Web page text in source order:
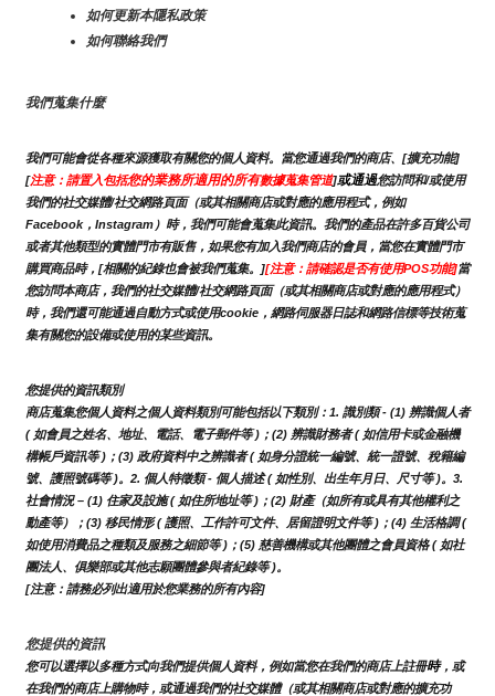
如何更新本隱私政策
如何聯絡我們
我們蒐集什麼
我們可能會從各種來源獲取有關您的個人資料。當您通過我們的商店、[擴充功能]
[注意：請置入包括您的業務所適用的所有數據蒐集管道]或通過您訪問和/或使用
我們的社交媒體/社交網路頁面（或其相關商店或對應的應用程式，例如
Facebook，Instagram）時，我們可能會蒐集此資訊。我們的產品在許多百貨公司
或者其他類型的實體門市有販售，如果您有加入我們商店的會員，當您在實體門市
購買商品時，[相關的紀錄也會被我們蒐集。][注意：請確認是否有使用POS功能]當
您訪問本商店，我們的社交媒體/社交網路頁面（或其相關商店或對應的應用程式）
時，我們還可能通過自動方式或使用cookie，網路伺服器日誌和網路信標等技術蒐
集有關您的設備或使用的某些資訊。
您提供的資訊類別
商店蒐集您個人資料之個人資料類別可能包括以下類別：1. 識別類 - (1) 辨識個人者
( 如會員之姓名、地址、電話、電子郵件等 )；(2) 辨識財務者 ( 如信用卡或金融機
構帳戶資訊等 )；(3) 政府資料中之辨識者 ( 如身分證統一編號、統一證號、稅籍編
號、護照號碼等 )。2. 個人特徵類 - 個人描述 ( 如性別、出生年月日、尺寸等 )。3.
社會情況 – (1) 住家及設施 ( 如住所地址等 )；(2) 財產（如所有或具有其他權利之
動產等）；(3) 移民情形 ( 護照、工作許可文件、居留證明文件等 )；(4) 生活格調 (
如使用消費品之種類及服務之細節等 )；(5) 慈善機構或其他團體之會員資格 ( 如社
團法人、俱樂部或其他志願團體參與者紀錄等 )。
[注意：請務必列出適用於您業務的所有內容]
您提供的資訊
您可以選擇以多種方式向我們提供個人資料，例如當您在我們的商店上註冊時，或
在我們的商店上購物時，或通過我們的社交媒體（或其相關商店或對應的擴充功